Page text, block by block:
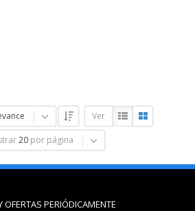
Ver
20 por página
OFERTAS PERIÓDICAMENTE